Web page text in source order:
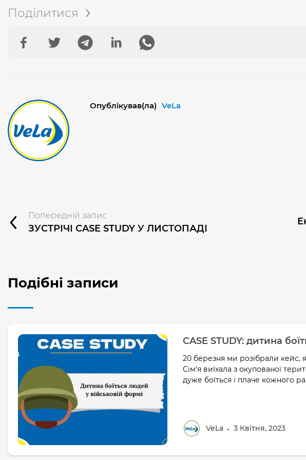
Поділитися
Опублікував(ла) VeLa
Попередній запис
ЗУСТРІЧІ CASE STUDY У ЛИСТОПАДІ
Подібні записи
CASE STUDY: дитина
20 березня ми розібрали кейс,
Сім‘я виїхала з окупованої
дуже боїться і плаче кожного
VeLa 3 Квітня, 2023